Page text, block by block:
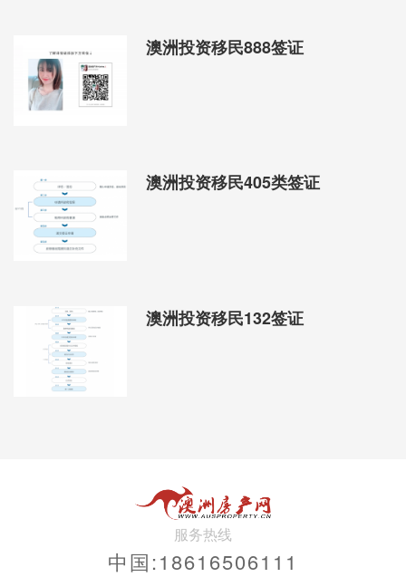
澳洲投资移民888签证
澳洲投资移民405类签证
澳洲投资移民132签证
服务热线
中国:18616506111